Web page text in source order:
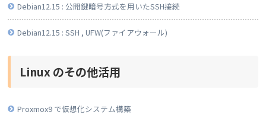
Debian12.15 : 公開鍵暗号方式を用いたSSH接続
Debian12.15 : SSH , UFW(ファイアウォール)
Linux のその他活用
Proxmox9 で仮想化システム構築